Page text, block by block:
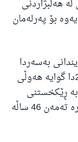
هەڵبژاردنی
بۆ پەرلەمان
2022 سزای 18 ساڵ زیندانی بەسەردا
سەپێندرا بەهۆی ئەوەی لە ساڵی 2013دا گوایە هەوڵی
ڕێکخستنی
ناڕەزایی نیشتمانیی دابوو، ئەو پارێزەرە تەمەن 46 ساڵە